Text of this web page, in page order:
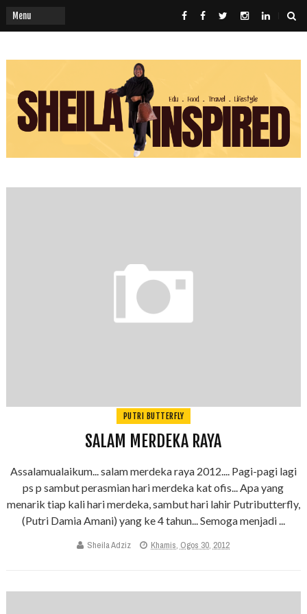
PUTRI BUTTERFLY
SALAM MERDEKA RAYA
Assalamualaikum... salam merdeka raya 2012.... Pagi-pagi lagi
ps p sambut perasmian hari merdeka kat ofis... Apa yang
menarik tiap kali hari merdeka, sambut hari lahir Putributterfly,
(Putri Damia Amani) yang ke 4 tahun... Semoga menjadi ...
Sheila Adziz Khamis, Ogos 30, 2012